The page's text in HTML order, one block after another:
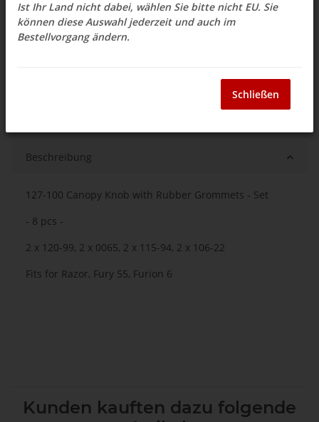
abweichend)
Beschreibung
127-100 Canopy Knob with Rubber Grommets - Set
- 8 pcs -
2 x 120-99, 2 x 0065, 2 x 115-94, 2 x 106-22
Fits for Razor, Fury 55, Furion 6
Kunden kauften dazu folgende
Ist Ihr Land nicht dabei, wählen Sie bitte nicht EU. Sie
können diese Auswahl jederzeit und auch im
Bestellvorgang ändern.
Schließen